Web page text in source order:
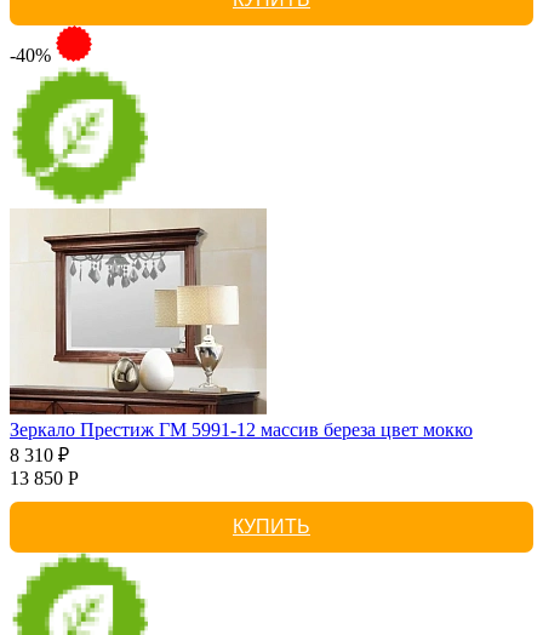
-40%
Зеркало Престиж ГМ 5991-12 массив береза цвет мокко
8 310 ₽
13 850 Р
КУПИТЬ